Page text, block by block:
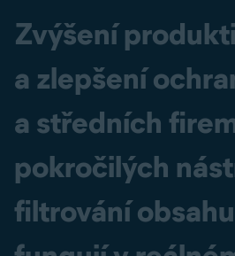
Zvýšení
a zlepšení
a středních
pokročilých
filtrování